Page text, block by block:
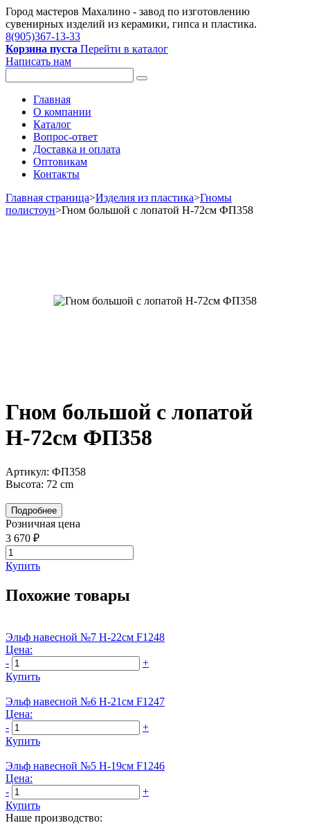
Город мастеров Mахалино - завод по изготовлению
сувенирных изделий из керамики, гипса и пластика.
8(905)367-13-33
Корзина пуста Перейти в каталог
Написать нам
Главная
О компании
Каталог
Вопрос-ответ
Доставка и оплата
Оптовикам
Контакты
Главная страница>Изделия из пластика>Гномы
полистоун>Гном большой с лопатой Н-72см ФП358
Гном большой с лопатой
Н-72см ФП358
Артикул: ФП358
Высота: 72 cm
Подробнее
Розничная цена
3 670 ₽
Купить
Похожие товары
Эльф навесной №7 Н-22см F1248
Цена:
-
+
Купить
Эльф навесной №6 Н-21см F1247
Цена:
-
+
Купить
Эльф навесной №5 Н-19см F1246
Цена:
-
+
Купить
Наше производство: